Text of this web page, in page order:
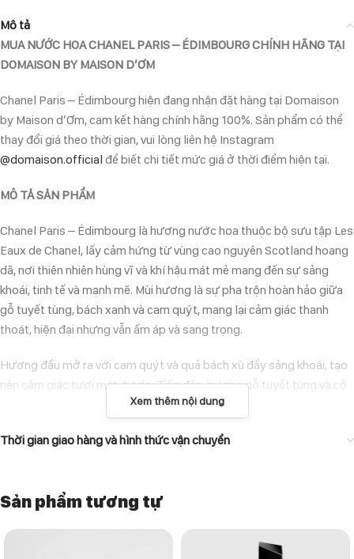
Mô tả
MUA NƯỚC HOA CHANEL PARIS – ÉDIMBOURG CHÍNH HÃNG TẠI
DOMAISON BY MAISON D’ƠM
Chanel Paris – Édimbourg hiện đang nhận đặt hàng tại Domaison
by Maison d’Ơm, cam kết hàng chính hãng 100%. Sản phẩm có thể
thay đổi giá theo thời gian, vui lòng liên hệ Instagram
@domaison.official để biết chi tiết mức giá ở thời điểm hiện tại.
MÔ TẢ SẢN PHẨM
Chanel Paris – Édimbourg là hương nước hoa thuộc bộ sưu tập Les
Eaux de Chanel, lấy cảm hứng từ vùng cao nguyên Scotland hoang
dã, nơi thiên nhiên hùng vĩ và khí hậu mát mẻ mang đến sự sảng
khoái, tinh tế và mạnh mẽ. Mùi hương là sự pha trộn hoàn hảo giữa
gỗ tuyết tùng, bách xanh và cam quýt, mang lại cảm giác thanh
thoát, hiện đại nhưng vẫn ấm áp và sang trọng.
Hương đầu mở ra với cam quýt và quả bách xù đầy sảng khoái, tạo
nên cảm giác tươi mát, tự do. Tiếp đến, hương gỗ tuyết tùng và cỏ
hương bài mang lại chiều sâu, sự nam tính và thanh lịch. Cuối cùng,
trên da suốt cả ngày.
Nhóm hương: Gỗ thơm – thảo mộc (Woody Aromatic)
Phong cách: Tươi mát, thanh lịch, sang trọng, nam tính
Xem thêm nội dung
Thời gian giao hàng và hình thức vận chuyển
Sản phẩm tương tự